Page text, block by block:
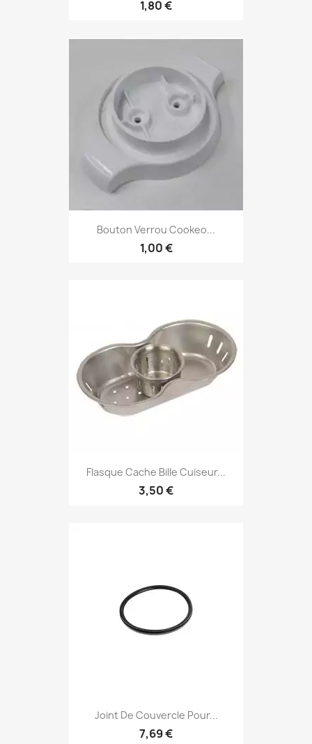
1,80 €
Bouton Verrou Cookeo...
1,00 €
Flasque Cache Bille Cuiseur...
3,50 €
Joint De Couvercle Pour...
7,69 €